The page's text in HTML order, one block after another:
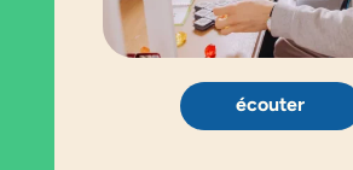
écouter